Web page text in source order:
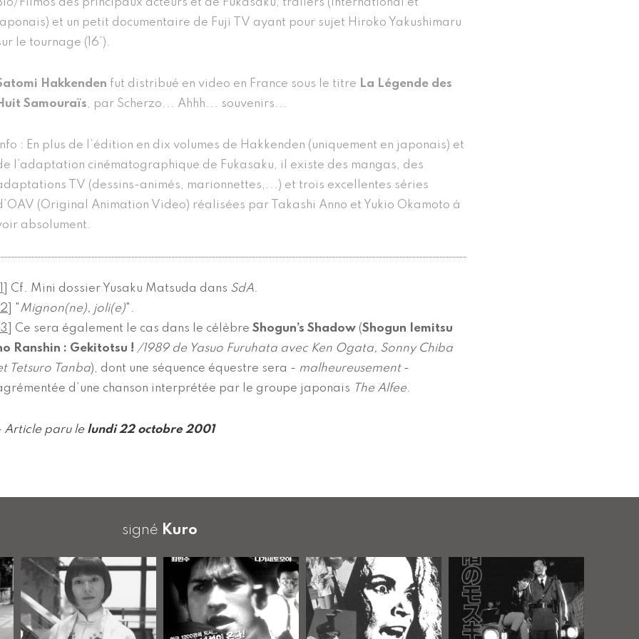
et un petit documentaire de Fuji TV ayant pour sujet Hiroko Yakushimaru
le tournage (16’).
Hakkenden fut distribué en video en France sous le titre La Légende des
Samouraïs, par Scherzo... Ahhh... souvenirs...
: En plus de l’édition en dix volumes de Hakkenden (uniquement en japonais) et
l’adaptation cinématographique de Fukasaku, il existe des mangas, des
TV (dessins-animés, marionnettes,...) et trois excellentes séries
(Original Animation Video) réalisées par Takashi Anno et Yukio Okamoto à
absolument.
Cf. Mini dossier Yusaku Matsuda dans SdA.
2
"Mignon(ne), joli(e)".
3
Ce sera également le cas dans le célèbre Shogun’s Shadow (Shogun Iemitsu
Ranshin : Gekitotsu ! /1989 de Yasuo Furuhata avec Ken Ogata, Sonny Chiba
Tetsuro Tanba), dont une séquence équestre sera - malheureusement-
d’une chanson interprétée par le groupe japonais The Alfee.
Article paru le lundi 22 octobre 2001
signé Kuro